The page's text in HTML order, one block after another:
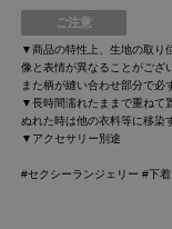
ご注意
▼商品の特性上、生地の取り
像と表情が異なることがござ
また柄が縫い合わせ部分で必
▼長時間濡れたままで重ねて
ぬれた時は他の衣料等に移染
▼アクセサリー別途
#セクシーランジェリー #下着